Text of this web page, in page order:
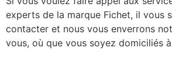
experts de la marque Fichet, il vous
contacter et nous vous enverrons
vous, où que vous soyez domiciliés